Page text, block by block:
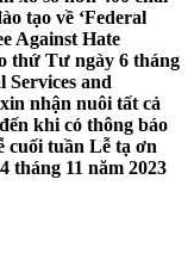
tạo về ‘Federal
Against Hate
thứ Tư ngày 6 tháng
and
nhận nuôi tất cả
khi có thông báo
cuối tuần Lễ tạ ơn
tháng 11 năm 2023